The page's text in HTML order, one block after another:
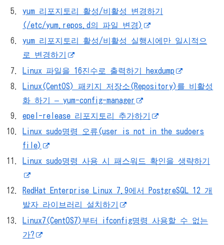
yum 리포지토리 활성/비활성 변경하기
(/etc/yum.repos.d의 파일 변경)
yum 리포지토리 활성/비활성 실행시에만 일시적으
로 변경하기
Linux 파일을 16진수로 출력하기 hexdump
Linux(CentOS) 패키지 저장소(Repository)를 비활성
화 하기 – yum-config-manager
epel-release 리포지토리 추가하기
Linux sudo명령 오류(user is not in the sudoers
file)
Linux sudo명령 사용 시 패스워드 확인을 생략하기
RedHat Enterprise Linux 7.9에서 PostgreSQL 12 개
발자 라이브러리 설치하기
Linux7(CentOS7)부터 ifconfig명령 사용할 수 없는
가?